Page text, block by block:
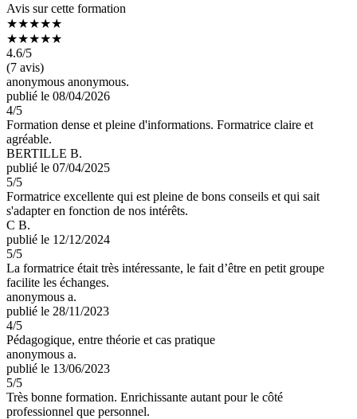
Avis sur cette formation
★★★★★
★★★★★
4.6/5
(7 avis)
anonymous anonymous.
publié le 08/04/2026
4/5
Formation dense et pleine d'informations. Formatrice claire et
agréable.
BERTILLE B.
publié le 07/04/2025
5/5
Formatrice excellente qui est pleine de bons conseils et qui sait
s'adapter en fonction de nos intérêts.
C B.
publié le 12/12/2024
5/5
La formatrice était très intéressante, le fait d’être en petit groupe
facilite les échanges.
anonymous a.
publié le 28/11/2023
4/5
Pédagogique, entre théorie et cas pratique
anonymous a.
publié le 13/06/2023
5/5
Très bonne formation. Enrichissante autant pour le côté
professionnel que personnel.